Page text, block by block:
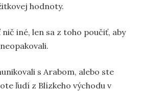
hodnoty.
iné, len sa z toho poučiť, aby
s Arabom, alebo ste
ľudí z Blízkeho východu v